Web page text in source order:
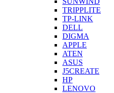
TRIPPLITE
TP-LINK
DELL
DIGMA
APPLE
ATEN
ASUS
J5CREATE
HP
LENOVO